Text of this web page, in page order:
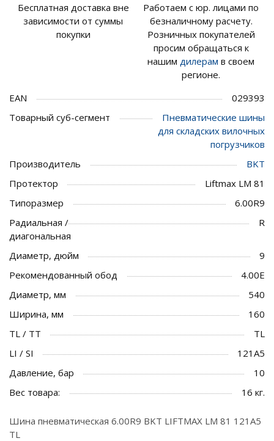
Бесплатная доставка вне
зависимости от суммы
покупки
Работаем с юр. лицами по
безналичному расчету.
Розничных покупателей
просим обращаться к
нашим дилерам в своем
регионе.
EAN
029393
Товарный суб-сегмент
Пневматические шины
для складских вилочных
погрузчиков
Производитель
BKT
Протектор
Liftmax LM 81
Типоразмер
6.00R9
Радиальная /
диагональная
R
Диаметр, дюйм
9
Рекомендованный обод
4.00E
Диаметр, мм
540
Ширина, мм
160
TL / TT
TL
LI / SI
121A5
Давление, бар
10
Вес товара:
16 кг.
Шина пневматическая 6.00R9 BKT LIFTMAX LM 81 121A5
TL